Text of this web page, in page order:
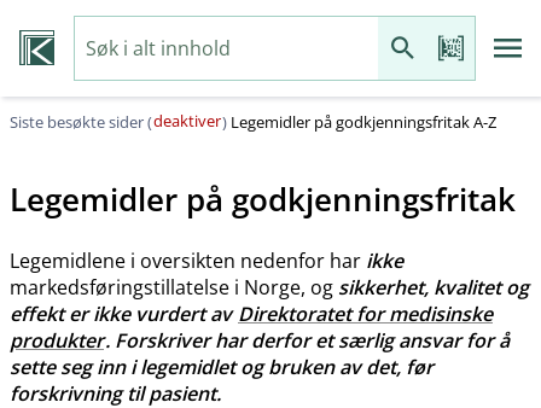
Siste besøkte sider (deaktiver) Legemidler på godkjenningsfritak A-Z
Legemidler på godkjenningsfritak
Legemidlene i oversikten nedenfor har ikke
markedsføringstillatelse i Norge, og sikkerhet, kvalitet og
effekt er ikke vurdert avDirektoratet for medisinske
produkter. Forskriver har derfor et særlig ansvar for å
sette seg inn i legemidlet og bruken av det, før
forskrivning til pasient.